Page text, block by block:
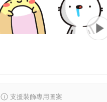
支援裝飾專用圖案